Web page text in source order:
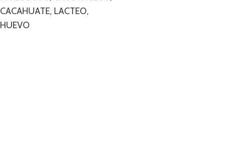
CACAHUATE, LACTEO,
HUEVO